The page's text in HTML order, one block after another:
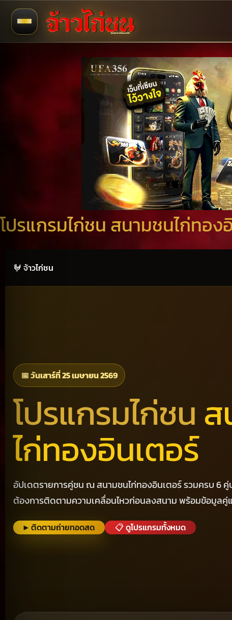
โปรแกรมไก่ชน สนามชนไก่ทอง
🐓 จ้าวไก่ชน
📅 วันเสาร์ที่ 25 เมษายน 2569
โปรแกรมไก่ชน
ไก่ทองอินเตอร์
อัปเดตรายการคู่ชน ณ สนามชนไก่ทองอินเตอร์ รวมครบ 6
ต้องการติดตามความเคลื่อนไหวก่อนลงสนาม พร้อมข้อมูลคู่
▶ ติดตามถ่ายทอดสด 📋 ดูโปรแกรมทั้งหมด